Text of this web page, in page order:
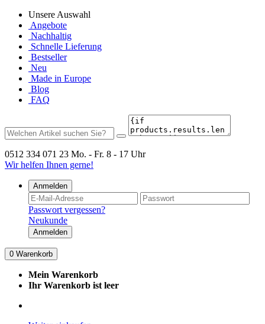
Unsere Auswahl
Angebote
Nachhaltig
Schnelle Lieferung
Bestseller
Neu
Made in Europe
Blog
FAQ
0512 334 071 23 Mo. - Fr. 8 - 17 Uhr
Wir helfen Ihnen gerne!
Anmelden
Passwort vergessen?
Neukunde
Anmelden
0 Warenkorb
Mein Warenkorb
Ihr Warenkorb ist leer